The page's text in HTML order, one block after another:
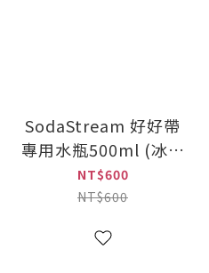
SodaStream 好好帶
專用水瓶500ml (冰河
藍)
NT$600
NT$600